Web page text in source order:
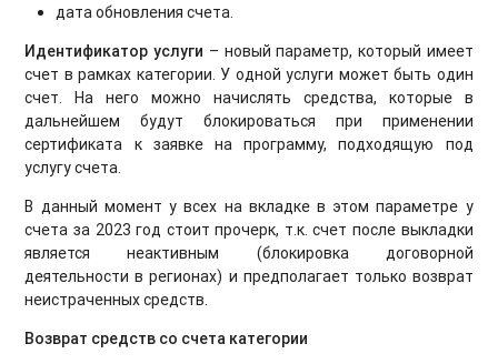
дата обновления счета.
Идентификатор услуги – новый параметр, который имеет
счет в рамках категории. У одной услуги может быть один
счет. На него можно начислять средства, которые в
дальнейшем будут блокироваться при применении
сертификата к заявке на программу, подходящую под
услугу счета.
В данный момент у всех на вкладке в этом параметре у
счета за 2023 год стоит прочерк, т.к. счет после выкладки
является неактивным (блокировка договорной
деятельности в регионах) и предполагает только возврат
неистраченных средств.
Возврат средств со счета категории